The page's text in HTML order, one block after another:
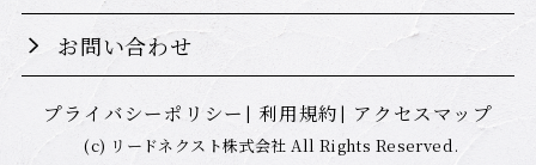
お問い合わせ
プライバシーポリシー 利用規約 アクセスマップ
(c) リードネクスト株式会社 All Rights Reserved.